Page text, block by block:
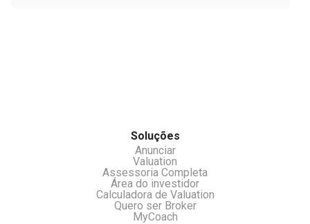
Soluções
Anunciar
Valuation
Assessoria Completa
Área do investidor
Calculadora de Valuation
Quero ser Broker
MyCoach